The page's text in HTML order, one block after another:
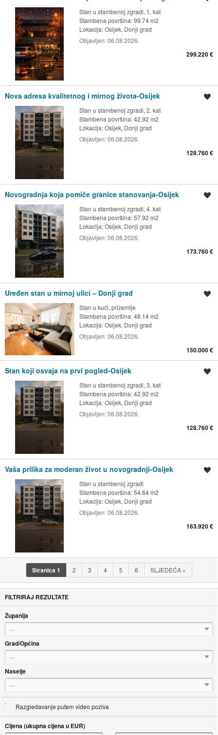
Stan u stambenoj zgradi, 1. kat
Stambena površina: 99.74 m2
Lokacija:Osijek, Donji grad
Objavljen:06.08.2026.
299.220 €
Nova adresa kvalitetnog i mirnog života-Osijek
Stan u stambenoj zgradi, 2. kat
Stambena površina: 42.92 m2
Lokacija:Osijek, Donji grad
Objavljen:06.08.2026.
128.760 €
Novogradnja koja pomiče granice stanovanja-Osijek
Stan u stambenoj zgradi, 4. kat
Stambena površina: 57.92 m2
Lokacija:Osijek, Donji grad
Objavljen:06.08.2026.
173.760 €
Uređen stan u mirnoj ulici – Donji grad
Stan u kući, prizemlje
Stambena površina: 48.14 m2
Lokacija:Osijek, Donji grad
Objavljen:06.08.2026.
150.000 €
Stan koji osvaja na prvi pogled-Osijek
Stan u stambenoj zgradi, 3. kat
Stambena površina: 42.92 m2
Lokacija:Osijek, Donji grad
Objavljen:06.08.2026.
128.760 €
Vaša prilika za moderan život u novogradnji-Osijek
Stan u stambenoj zgradi
Stambena površina: 54.64 m2
Lokacija:Osijek, Donji grad
Objavljen:06.08.2026.
163.920 €
Stranica1 2 3 4 5 6 SLJEDEĆA »
FILTRIRAJ REZULTATE
Županija
---
Grad/Općina
---
Naselje
---
Razgledavanje putem video poziva
Cijena (ukupna cijena u EUR)